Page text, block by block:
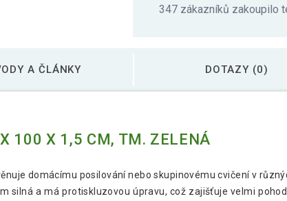
MOVIT Podložka
347 zákazníků zakoupilo
A ČLÁNKY DOTAZY (0)
100 X 1,5 CM, TM. ZELENÁ
domácímu posilování nebo skupinovému cvičení v
silná a má protiskluzovou úpravu, což zajišťuje velmi